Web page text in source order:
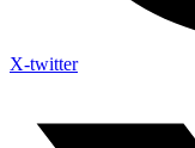
X-twitter